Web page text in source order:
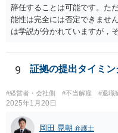
辞任することは可能です。た
能性は完全には否定できませ
は学説が分かれていますが，
る可能性があると考える説が
場合でも，会社にとって「不
得ない事由」がない限り，会
ます。 健康上の理由は「やむ
って異なります。 子会社の代
ば，少なくとも法律上は，親
必要ありません。 なお，子会
9 証拠の提出タイミ
#経営者・会社側 #不当解雇 #退職
2025年1月20日
岡田 晃朝 弁護士